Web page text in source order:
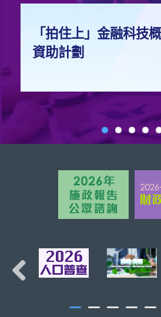
「拍住上」金融科技
資助計劃
頁首